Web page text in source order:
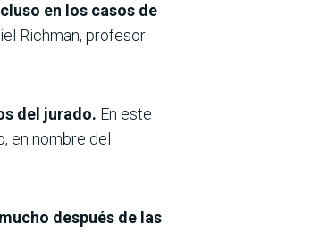
en los casos de
Richman, profesor
del jurado. En este
en nombre del
después de las